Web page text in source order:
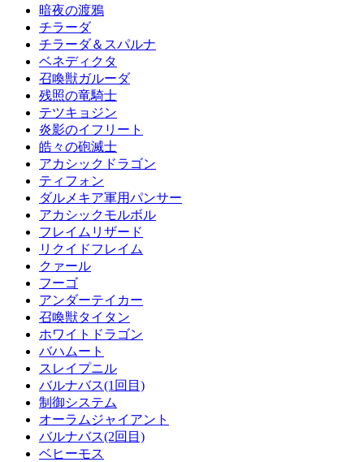
暗夜の渡鴉
チラーダ
チラーダ＆スパルナ
ベネディクタ
召喚獣ガルーダ
残照の竜騎士
テツキョジン
炎影のイフリート
皓々の砲滅士
アカシックドラゴン
ティフォン
ダルメキア軍用パンサー
アカシックモルボル
フレイムリザード
リクイドフレイム
クァール
フーゴ
アンダーテイカー
召喚獣タイタン
ホワイトドラゴン
バハムート
スレイプニル
バルナバス(1回目)
制御システム
オーラムジャイアント
バルナバス(2回目)
ベヒーモス